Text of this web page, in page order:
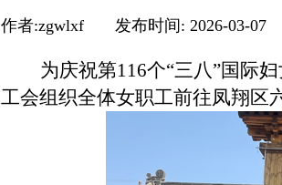
作者:zgwlxf 发布时间: 2026-03-07
为庆祝第116个“三八”国际
工会组织全体女职工前往凤翔区